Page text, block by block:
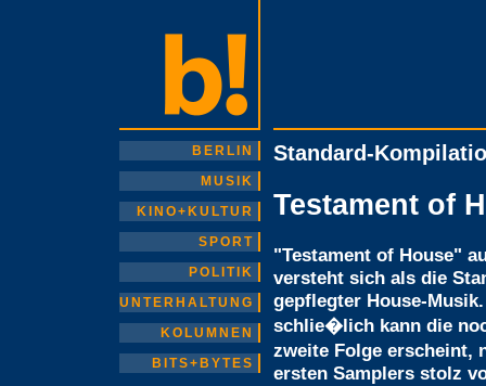
BERLIN
MUSIK
KINO+KULTUR
SPORT
POLITIK
UNTERHALTUNG
KOLUMNEN
BITS+BYTES
Standard-
Testament of
"Testament of House"
versteht sich als die
gepflegter House-
schlie�lich kann die
zweite Folge erscheint,
ersten Samplers stolz